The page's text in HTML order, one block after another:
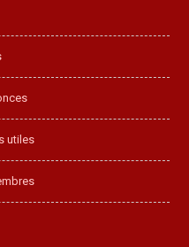
utiles